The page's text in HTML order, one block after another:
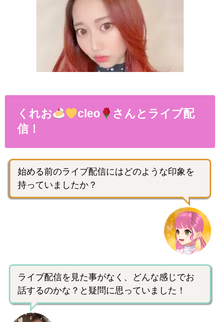
くれお cleo
さんとライブ配
信！
始める前のライブ配信にはどのような印象を
持っていましたか？
ライブ配信を見た事がなく、どんな感じでお
話するのかな？と疑問に思っていました！